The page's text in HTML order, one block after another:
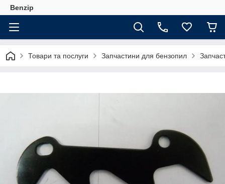
Benzip
Товари та послуги Запчастини для бензопил